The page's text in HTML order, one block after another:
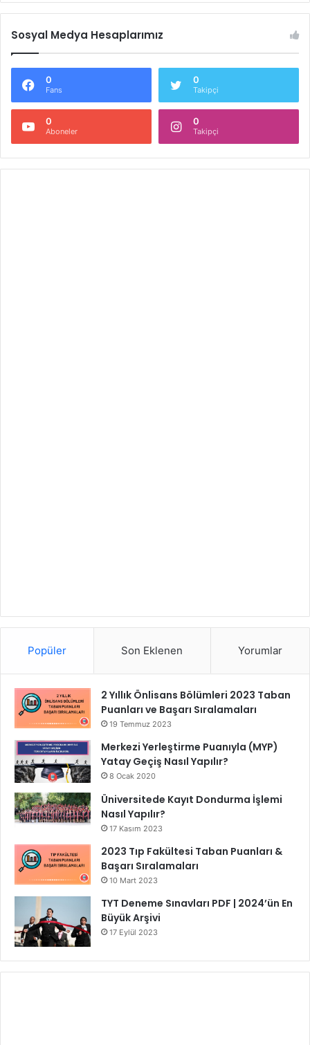
Sosyal Medya Hesaplarımız
0
Fans
0
Takipçi
0
Aboneler
0
Takipçi
Popüler Son Eklenen Yorumlar
2 Yıllık Önlisans Bölümleri 2023 Taban
Puanları ve Başarı Sıralamaları
19 Temmuz 2023
Merkezi Yerleştirme Puanıyla (MYP)
Yatay Geçiş Nasıl Yapılır?
8 Ocak 2020
Üniversitede Kayıt Dondurma İşlemi
Nasıl Yapılır?
17 Kasım 2023
2023 Tıp Fakültesi Taban Puanları &
Başarı Sıralamaları
10 Mart 2023
TYT Deneme Sınavları PDF | 2024’ün En
Büyük Arşivi
17 Eylül 2023